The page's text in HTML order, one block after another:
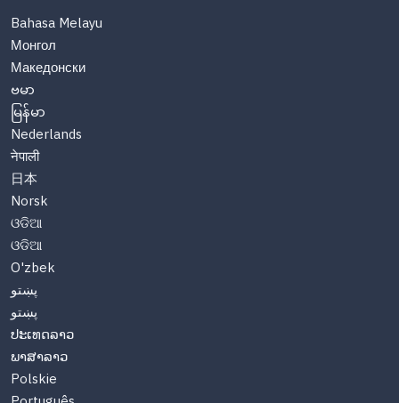
Bahasa Melayu
Монгол
Македонски
ဗမာ
မြန်မာ
Nederlands
नेपाली
日本
Norsk
ଓଡିଆ
ଓଡିଆ
O'zbek
پښتو
پښتو
ປະເທດລາວ
ພາສາລາວ
Polskie